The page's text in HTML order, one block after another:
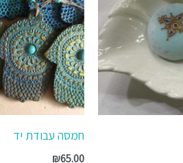
חמסה עבודת יד
₪65.00